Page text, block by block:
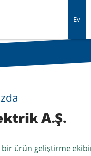
Ev
A.Ş.
ürün geliştirme